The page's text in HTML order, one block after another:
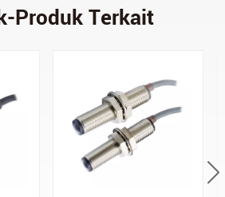
Produk Terkait